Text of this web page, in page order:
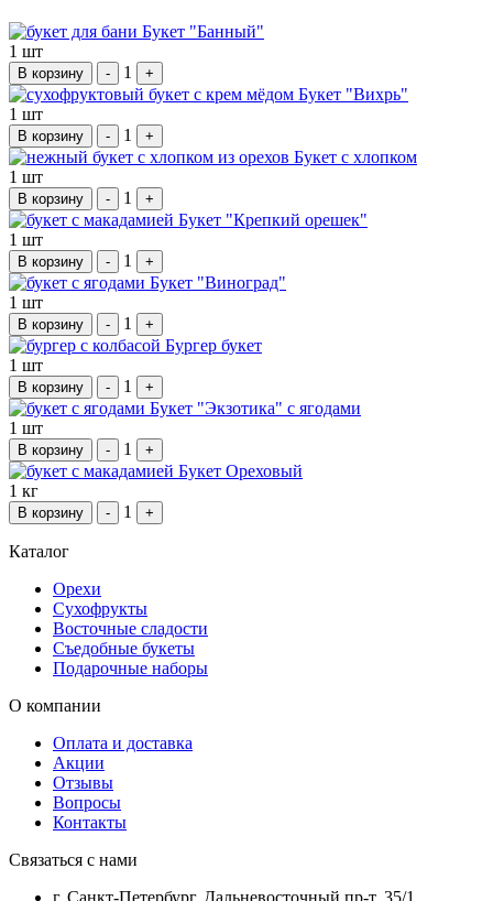
Букет "Банный"
1 шт
В корзину - 1 +
Букет "Вихрь"
1 шт
В корзину - 1 +
Букет с хлопком
1 шт
В корзину - 1 +
Букет "Крепкий орешек"
1 шт
В корзину - 1 +
Букет "Виноград"
1 шт
В корзину - 1 +
Бургер букет
1 шт
В корзину - 1 +
Букет "Экзотика" с ягодами
1 шт
В корзину - 1 +
Букет Ореховый
1 кг
В корзину - 1 +
Каталог
Орехи
Сухофрукты
Восточные сладости
Съедобные букеты
Подарочные наборы
О компании
Оплата и доставка
Акции
Отзывы
Вопросы
Контакты
Связаться с нами
г. Санкт-Петербург, Дальневосточный пр-т, 35/1